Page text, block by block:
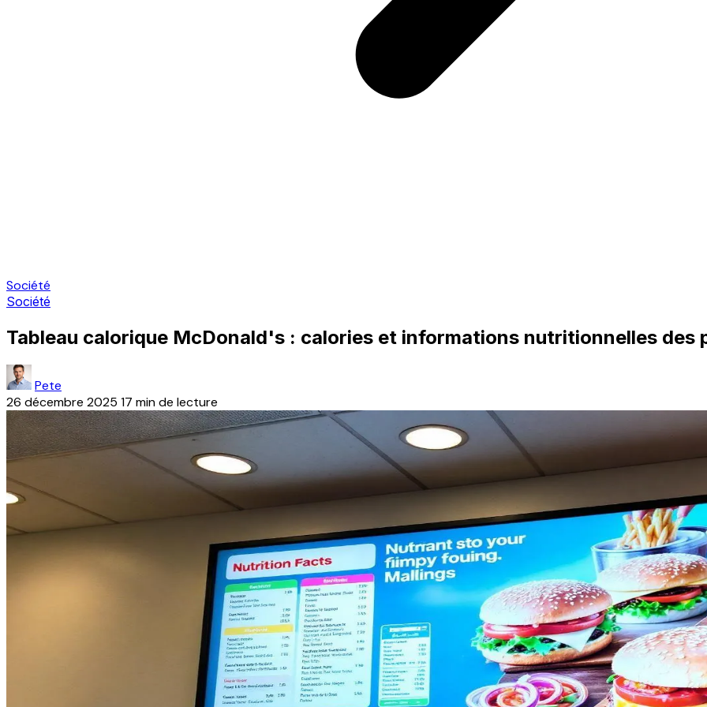
Société
Société
Tableau calorique McDonald's : calories et informations nutritionnelles des
Pete
26 décembre 2025 17 min de lecture